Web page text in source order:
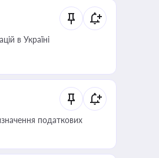
в Україні
податкових